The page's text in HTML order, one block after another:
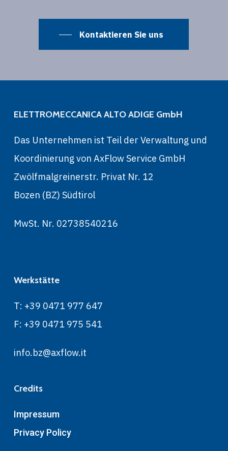
Kontaktieren Sie uns
ELETTROMECCANICA ALTO ADIGE GmbH
Das Unternehmen ist Teil der Verwaltung und
Koordinierung von AxFlow Service GmbH
Zwölfmalgreinerstr. Privat Nr. 12
Bozen (BZ) Südtirol
MwSt. Nr. 02738540216
Werkstätte
T: +39 0471 977 647
F: +39 0471 975 541
info.bz@axflow.it
Credits
Impressum
Privacy Policy